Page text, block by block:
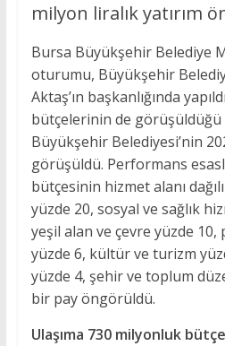
milyon liralık yatırım
Bursa Büyükşehir Belediye
oturumu, Büyükşehir
Aktaş’ın başkanlığında
bütçelerinin de görüşüldüğü
Büyükşehir Belediyesi’nin
görüşüldü. Performans
bütçesinin hizmet alanı
yüzde 20, sosyal ve sağlık
yeşil alan ve çevre yüzde 10,
yüzde 6, kültür ve turizm
yüzde 4, şehir ve toplum
bir pay öngörüldü.
Ulaşıma 730 milyonluk bütçe